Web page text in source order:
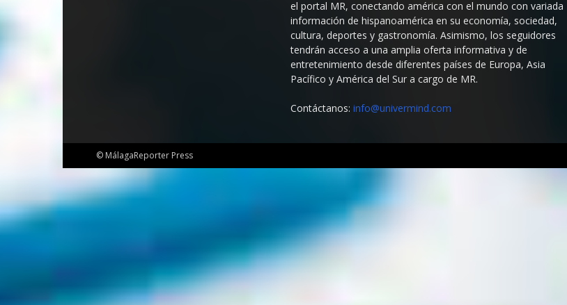
el portal MR, conectando américa con el mundo con variada
información de hispanoamérica en su economía, sociedad,
cultura, deportes y gastronomía. Asimismo, los seguidores
tendrán acceso a una amplia oferta informativa y de
entretenimiento desde diferentes países de Europa, Asia
Pacífico y América del Sur a cargo de MR.
Contáctanos: info@univermind.com
© MálagaReporter Press